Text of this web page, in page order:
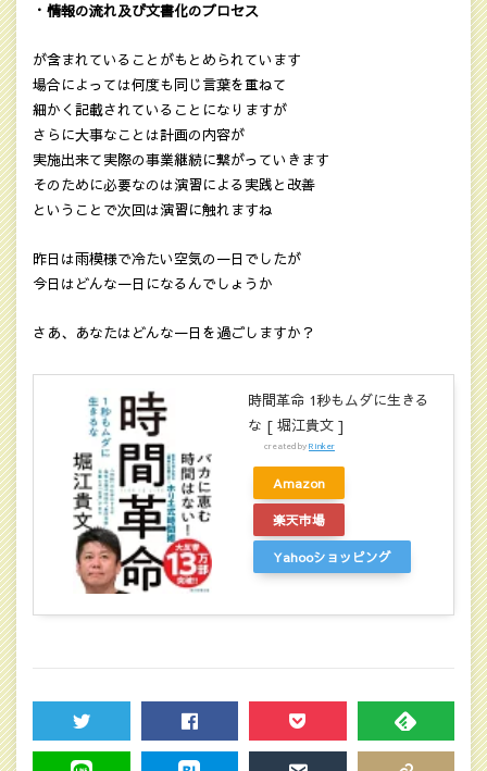
・情報の流れ及び文書化のプロセス
が含まれていることがもとめられています
場合によっては何度も同じ言葉を重ねて
細かく記載されていることになりますが
さらに大事なことは計画の内容が
実施出来て実際の事業継続に繋がっていきます
そのために必要なのは演習による実践と改善
ということで次回は演習に触れますね
昨日は雨模様で冷たい空気の一日でしたが
今日はどんな一日になるんでしょうか
さあ、あなたはどんな一日を過ごしますか？
時間革命 1秒もムダに生きる
な [ 堀江貴文 ]
created byRinker
Amazon
楽天市場
Yahooショッピング
TWEET SHARE POCKET FEEDLY